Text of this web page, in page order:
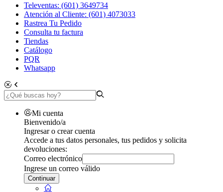
Televentas: (601) 3649734
Atención al Cliente: (601) 4073033
Rastrea Tu Pedido
Consulta tu factura
Tiendas
Catálogo
PQR
Whatsapp
Mi cuenta
Bienvenido/a
Ingresar o crear cuenta
Accede a tus datos personales, tus pedidos y solicita
devoluciones:
Correo electrónico
Ingrese un correo válido
Continuar